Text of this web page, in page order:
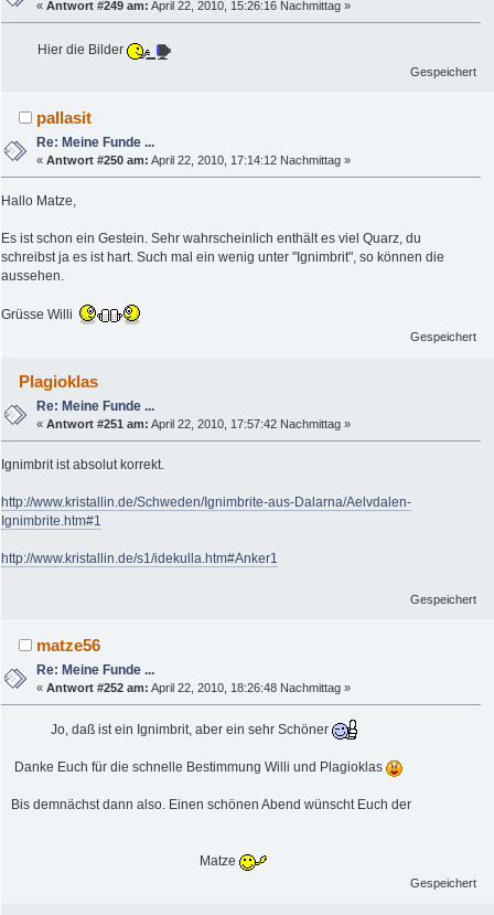
«Antwort #249 am: April 22, 2010, 15:26:16 Nachmittag »
Hier die Bilder
Gespeichert
pallasit
Re: Meine Funde ...
«Antwort #250 am: April 22, 2010, 17:14:12 Nachmittag »
Hallo Matze,
Es ist schon ein Gestein. Sehr wahrscheinlich enthält es viel Quarz, du
schreibst ja es ist hart. Such mal ein wenig unter "Ignimbrit", so können die
aussehen.
Grüsse Willi
Gespeichert
Plagioklas
Re: Meine Funde ...
«Antwort #251 am: April 22, 2010, 17:57:42 Nachmittag »
Ignimbrit ist absolut korrekt.
http://www.kristallin.de/Schweden/Ignimbrite-aus-Dalarna/Aelvdalen-
Ignimbrite.htm#1
http://www.kristallin.de/s1/idekulla.htm#Anker1
Gespeichert
matze56
Re: Meine Funde ...
«Antwort #252 am: April 22, 2010, 18:26:48 Nachmittag »
Jo, daß ist ein Ignimbrit, aber ein sehr Schöner
Danke Euch für die schnelle Bestimmung Willi und Plagioklas
Bis demnächst dann also. Einen schönen Abend wünscht Euch der
Matze
Gespeichert